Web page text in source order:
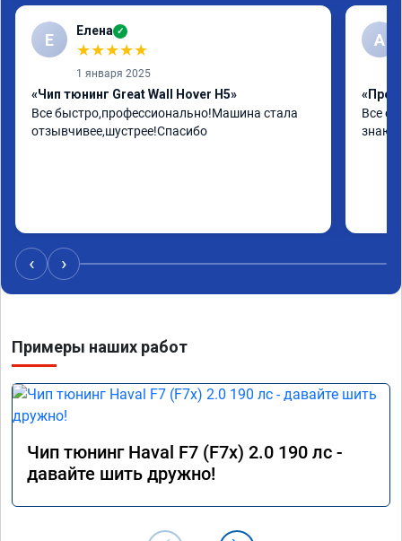
Е Елена ✓
★★★★★
1 января 2025
«Чип тюнинг Great Wall Hover H5»
Все быстро,профессионально!Машина стала
отзывчивее,шустрее!Спасибо
А
Все
знают
‹ ›
Примеры наших работ
Чип тюнинг Haval F7 (F7x) 2.0 190 лс -
давайте шить дружно!